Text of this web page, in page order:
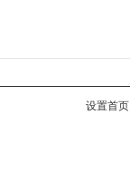
设置首页